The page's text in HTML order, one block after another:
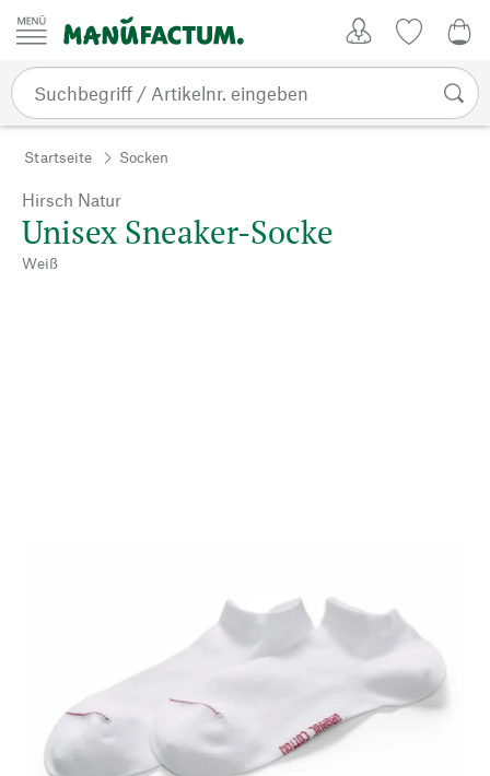
Zum Inhalt springen
Startseite Socken
Hirsch Natur
Unisex Sneaker-Socke
Weiß